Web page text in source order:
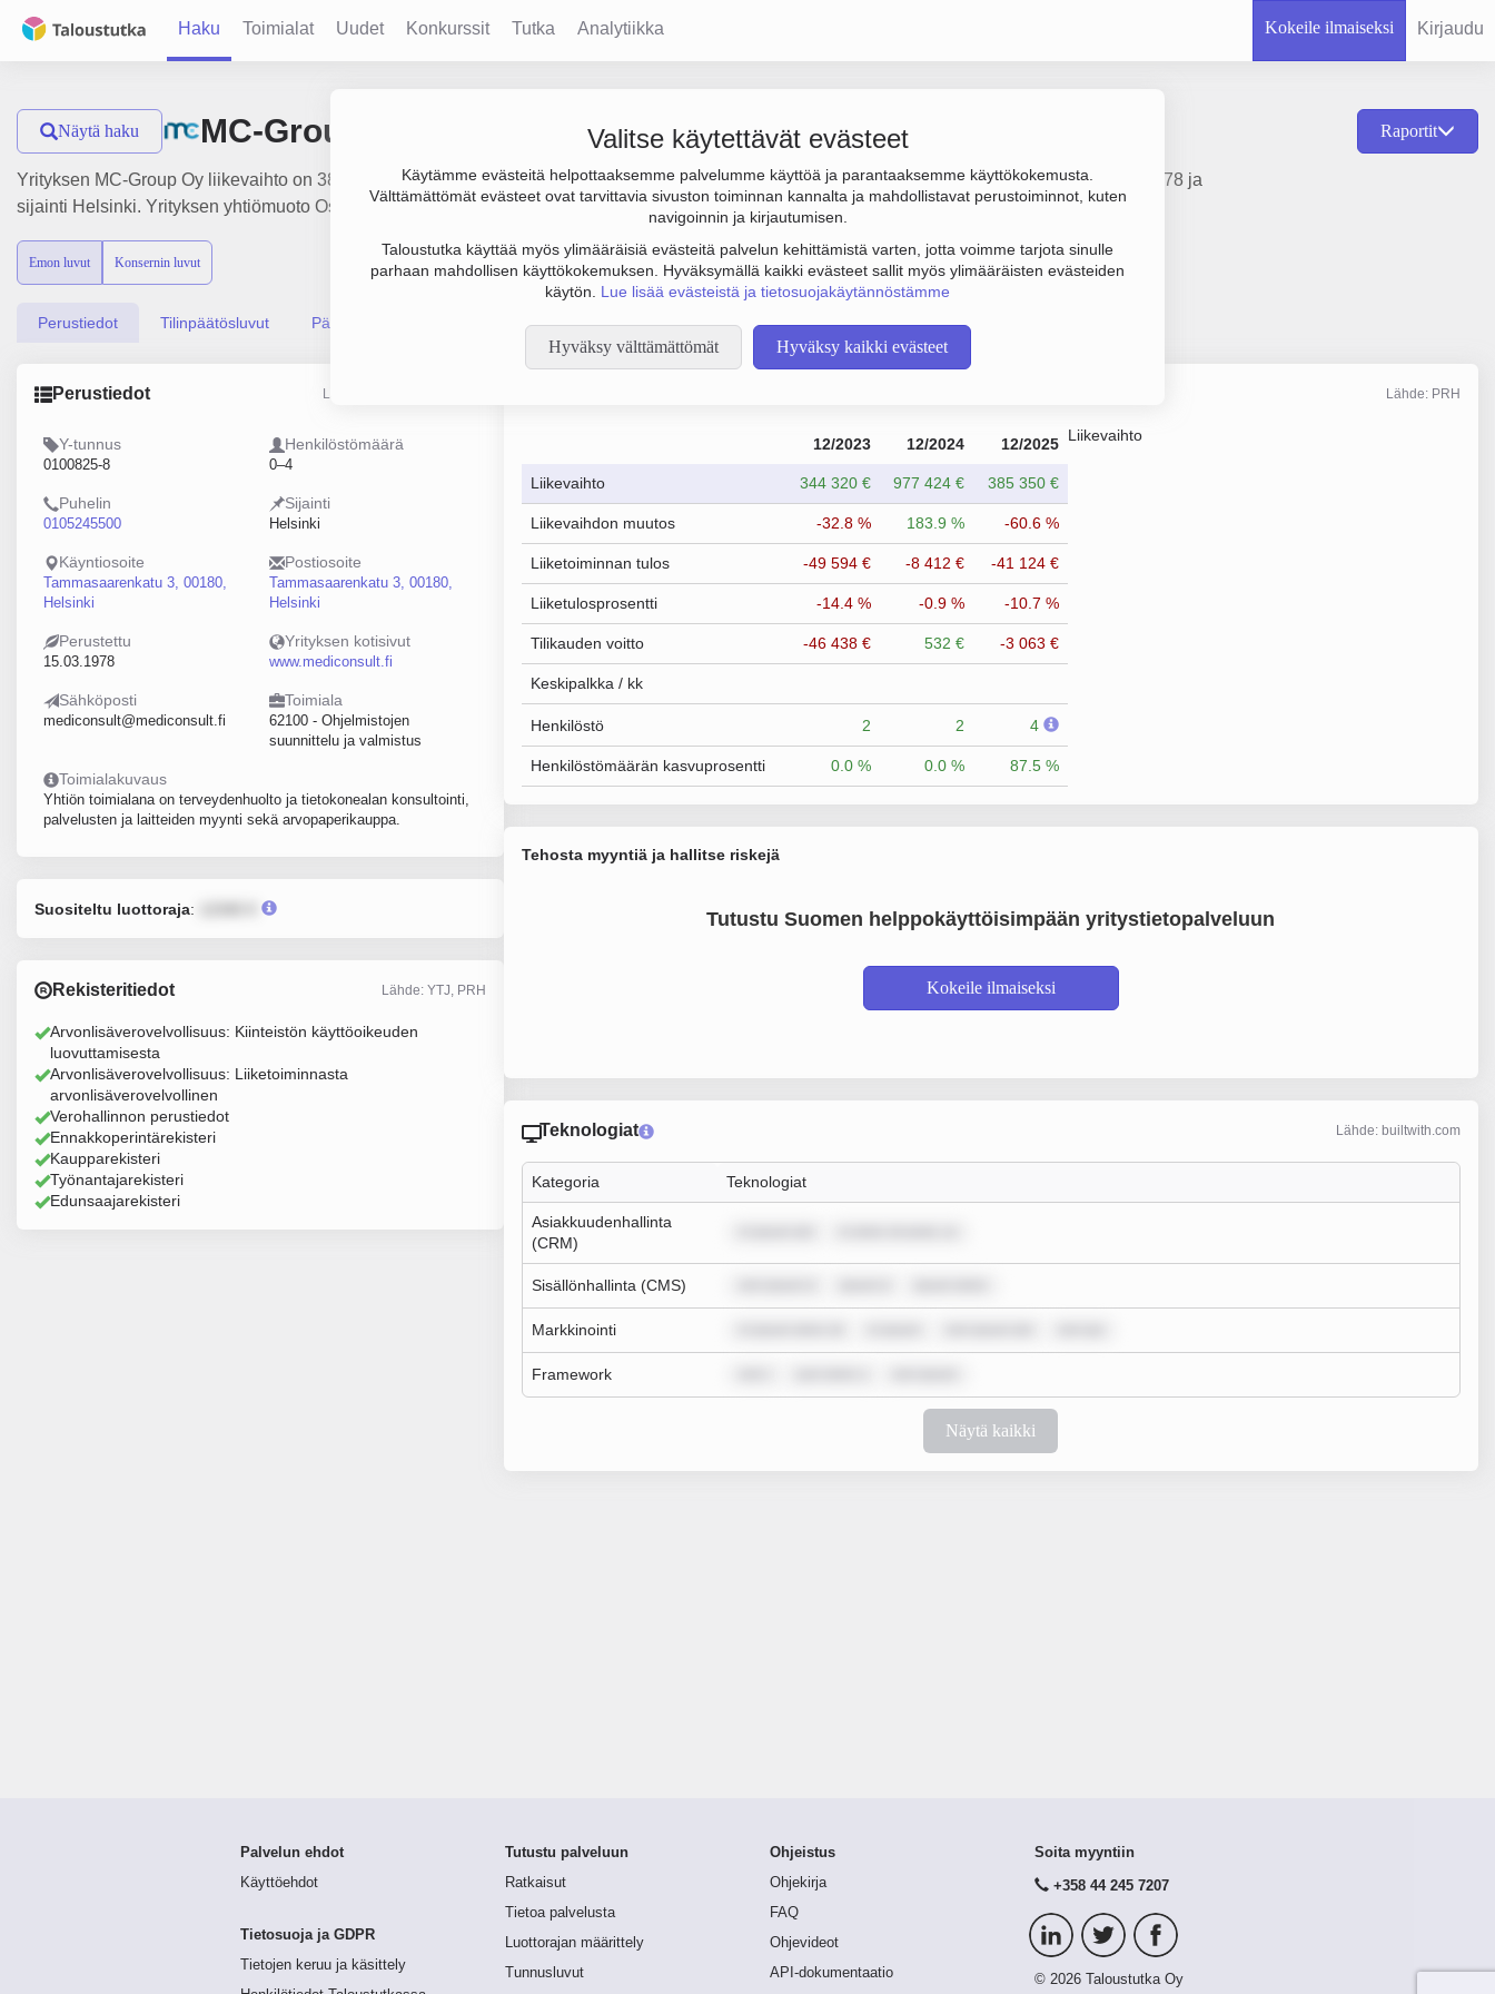
Haku Toimialat Uudet Konkurssit Tutka Analytiikka Kokeile ilmaiseksi Kirjaudu
Valitse käytettävät evästeet
Käytämme evästeitä helpottaaksemme palvelumme käyttöä ja parantaaksemme käyttökokemusta.
Välttämättömät evästeet ovat tarvittavia sivuston toiminnan kannalta ja mahdollistavat perustoiminnot, kuten
navigoinnin ja kirjautumisen.
Taloustutka käyttää myös ylimääräisiä evästeitä palvelun kehittämistä varten, jotta voimme tarjota sinulle
parhaan mahdollisen käyttökokemuksen. Hyväksymällä kaikki evästeet sallit myös ylimääräisten evästeiden
käytön. Lue lisää evästeistä ja tietosuojakäytännöstämme
Hyväksy välttämättömät Hyväksy kaikki evästeet
Näytä haku MC-Group Oy Raportit
Yrityksen MC-Group Oy liikevaihto on 385 000 € ja tulos -41 000 €. Sen päätoimiala on Ohjelmistojen suunnittelu ja valmistus, perustamisvuosi 1978 ja
sijainti Helsinki. Yrityksen yhtiömuoto Osakeyhtiö (OY).
Emon luvut Konsernin luvut
Perustiedot Tilinpäätösluvut Päättäjätiedot
Perustiedot Lähde: YTJ, PRH, Traficom
Y-tunnus
0100825-8
Henkilöstömäärä
0–4
Puhelin
0105245500
Sijainti
Helsinki
Käyntiosoite
Tammasaarenkatu 3, 00180,
Helsinki
Postiosoite
Tammasaarenkatu 3, 00180,
Helsinki
Perustettu
15.03.1978
Yrityksen kotisivut
www.mediconsult.fi
Sähköposti
mediconsult@mediconsult.fi
Toimiala
62100 - Ohjelmistojen
suunnittelu ja valmistus
Toimialakuvaus
Yhtiön toimialana on terveydenhuolto ja tietokonealan konsultointi,
palvelusten ja laitteiden myynti sekä arvopaperikauppa.
Suositeltu luottoraja:
Rekisteritiedot Lähde: YTJ, PRH
Arvonlisäverovelvollisuus: Kiinteistön käyttöoikeuden
luovuttamisesta
Arvonlisäverovelvollisuus: Liiketoiminnasta
arvonlisäverovelvollinen
Verohallinnon perustiedot
Ennakkoperintärekisteri
Kaupparekisteri
Työnantajarekisteri
Edunsaajarekisteri
Lähde: PRH
12/2023 12/2024 12/2025
Liikevaihto 344 320 € 977 424 € 385 350 €
Liikevaihdon muutos -32.8 % 183.9 % -60.6 %
Liiketoiminnan tulos -49 594 € -8 412 € -41 124 €
Liiketulosprosentti -14.4 % -0.9 % -10.7 %
Tilikauden voitto -46 438 € 532 € -3 063 €
Keskipalkka / kk
Henkilöstö 2 2 4
Henkilöstömäärän kasvuprosentti 0.0 % 0.0 % 87.5 %
Liikevaihto
Tehosta myyntiä ja hallitse riskejä
Tutustu Suomen helppokäyttöisimpään yritystietopalveluun
Kokeile ilmaiseksi
Teknologiat Lähde: builtwith.com
Kategoria Teknologiat
Asiakkuudenhallinta
(CRM)
Sisällönhallinta (CMS)
Markkinointi
Framework
Näytä kaikki
Palvelun ehdot
Käyttöehdot
Tietosuoja ja GDPR
Tietojen keruu ja käsittely
Tutustu palveluun
Ratkaisut
Tietoa palvelusta
Luottorajan määrittely
Tunnusluvut
Ohjeistus
Ohjekirja
FAQ
Ohjevideot
API-dokumentaatio
Soita myyntiin
+358 44 245 7207
© 2026 Taloustutka Oy